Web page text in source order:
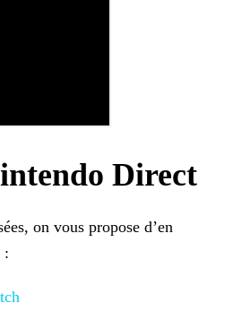
Direct
on vous propose d’en
: